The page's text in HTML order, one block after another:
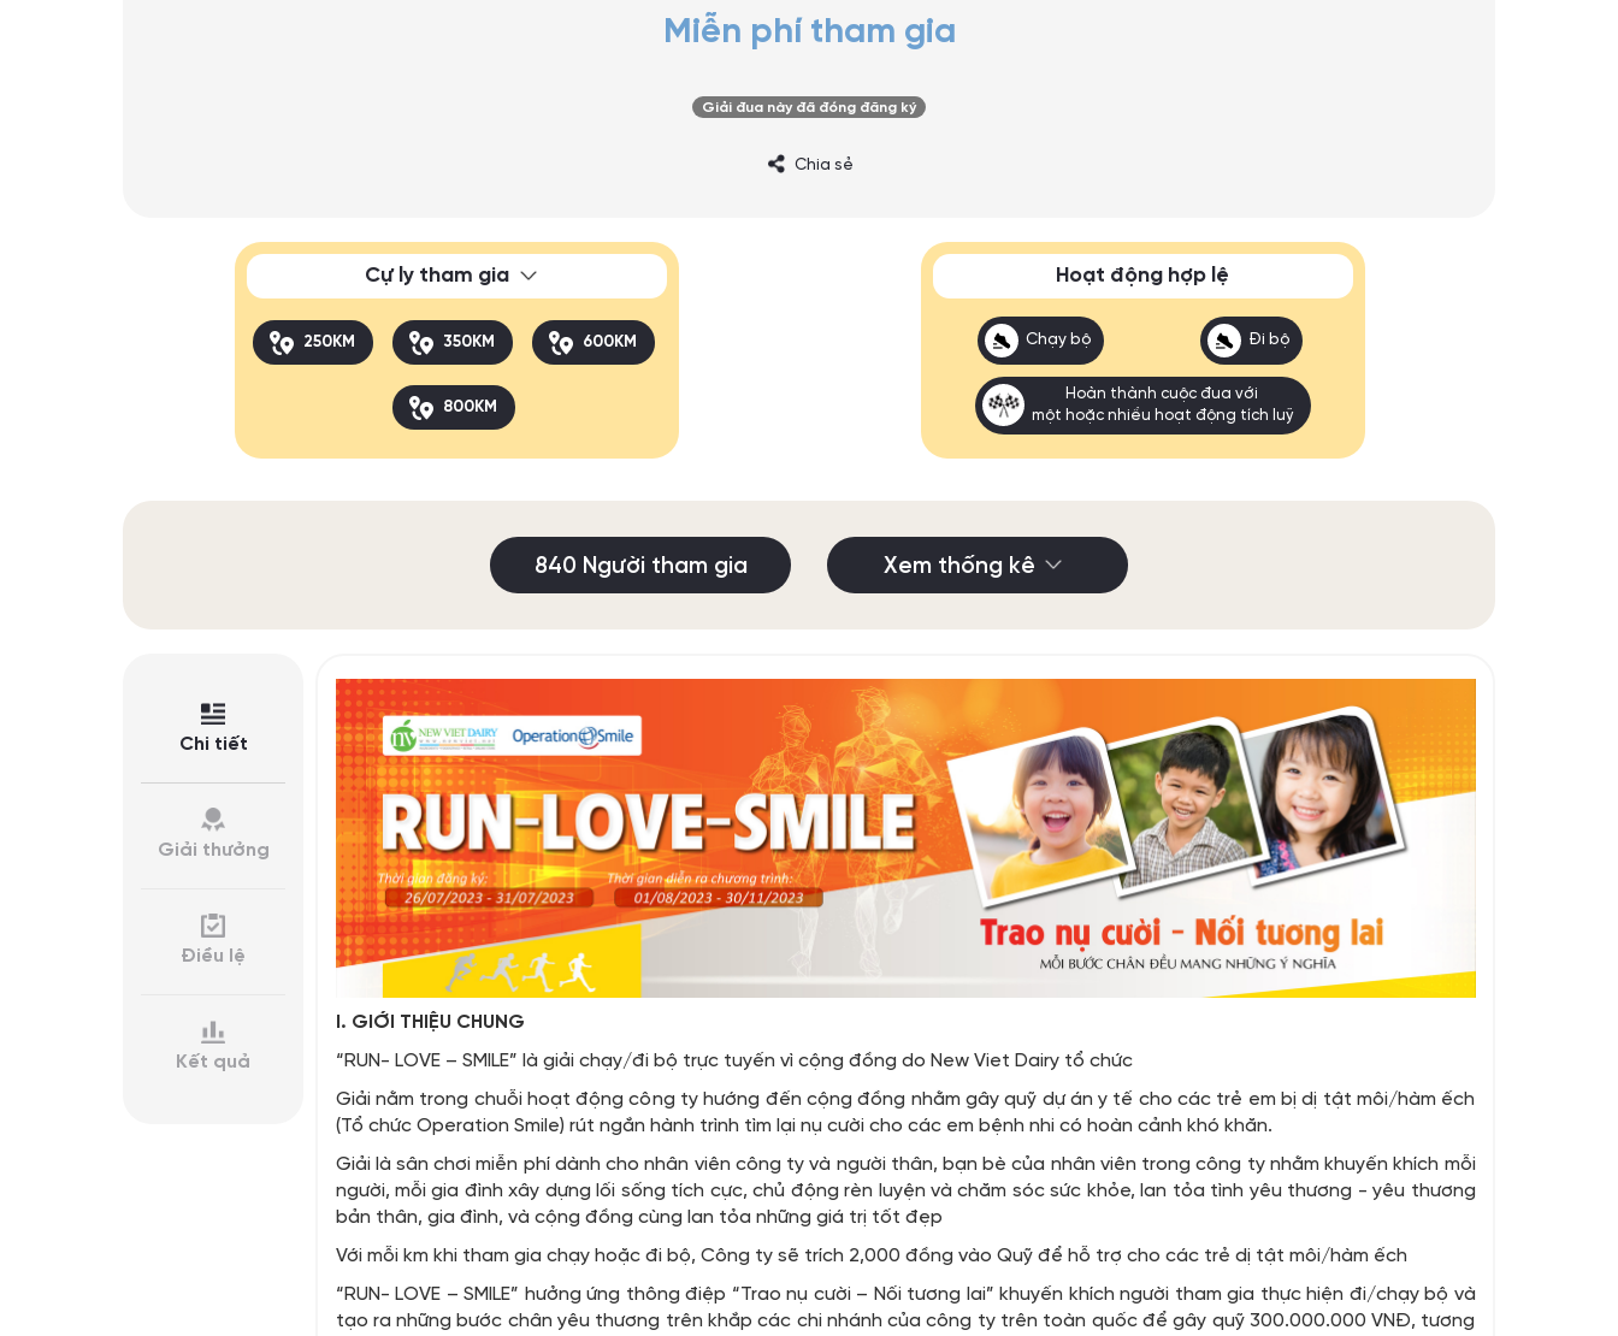
Miễn phí tham gia
Giải đua này đã đóng đăng ký
Chia sẻ
Cự ly tham gia
250KM 350KM 600KM
800KM
Hoạt động hợp lệ
Chạy bộ Đi bộ
Hoàn thành cuộc đua với
một hoặc nhiều hoạt động tích luỹ
840 Người tham gia Xem thống kê
Chi tiết
Giải thưởng
Điều lệ
Kết quả
I. GIỚI THIỆU CHUNG
“RUN- LOVE – SMILE” là giải chạy/đi bộ trực tuyến vì cộng đồng do New Viet Dairy tổ chức
Giải nằm trong chuỗi hoạt động công ty hướng đến cộng đồng nhằm gây quỹ dự án y tế cho các trẻ em bị dị tật môi/hàm ếch
(Tổ chức Operation Smile) rút ngắn hành trình tìm lại nụ cười cho các em bệnh nhi có hoàn cảnh khó khăn.
Giải là sân chơi miễn phí dành cho nhân viên công ty và người thân, bạn bè của nhân viên trong công ty nhằm khuyến khích mỗi
người, mỗi gia đình xây dựng lối sống tích cực, chủ động rèn luyện và chăm sóc sức khỏe, lan tỏa tình yêu thương - yêu thương
bản thân, gia đình, và cộng đồng cùng lan tỏa những giá trị tốt đẹp
Với mỗi km khi tham gia chạy hoặc đi bộ, Công ty sẽ trích 2,000 đồng vào Quỹ để hỗ trợ cho các trẻ dị tật môi/hàm ếch
“RUN- LOVE – SMILE” hưởng ứng thông điệp “Trao nụ cười – Nối tương lai” khuyến khích người tham gia thực hiện đi/chạy bộ và
tạo ra những bước chân yêu thương trên khắp các chi nhánh của công ty trên toàn quốc để gây quỹ 300.000.000 VNĐ, tương